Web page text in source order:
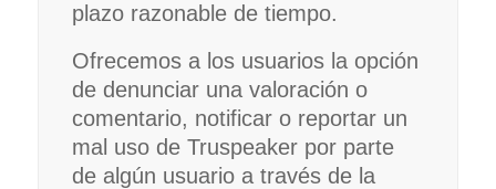
plazo razonable de tiempo.
Ofrecemos a los usuarios la opción
de denunciar una valoración o
comentario, notificar o reportar un
mal uso de Truspeaker por parte
de algún usuario a través de la